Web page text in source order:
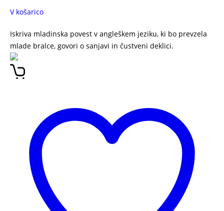
V košarico
Iskriva mladinska povest v angleškem jeziku, ki bo prevzela
mlade bralce, govori o sanjavi in čustveni deklici.